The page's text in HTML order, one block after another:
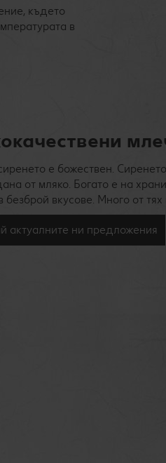
където
в
е божествен.
от мляко. Богато е на
безброй вкусове. Много от
актуалните ни предложения